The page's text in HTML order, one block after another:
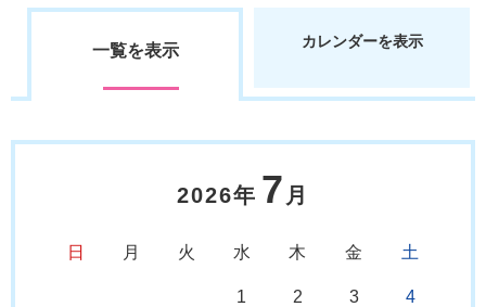
一覧を表示 カレンダーを表示
2026年 7 月
日 月 火 水 木 金 土
1 2 3 4